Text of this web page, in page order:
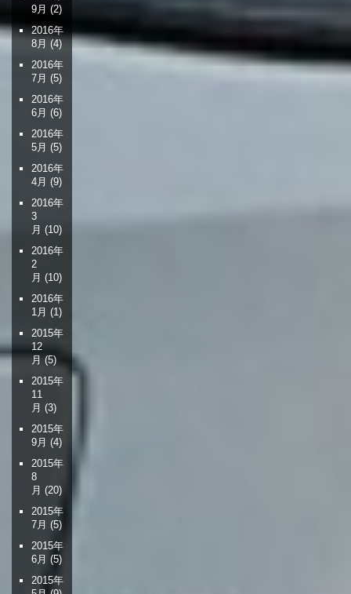
9月 (2)
2016年
8月 (4)
2016年
7月 (5)
2016年
6月 (6)
2016年
5月 (5)
2016年
4月 (9)
2016年
3
月 (10)
2016年
2
月 (10)
2016年
1月 (1)
2015年
12
月 (5)
2015年
11
月 (3)
2015年
9月 (4)
2015年
8
月 (20)
2015年
7月 (5)
2015年
6月 (5)
2015年